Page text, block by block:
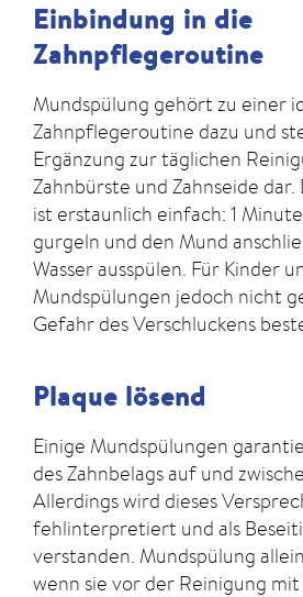
Einbindung in die
Zahnpflegeroutine
Mundspülung gehört zu einer
Zahnpflegeroutine dazu und
Ergänzung zur täglichen
Zahnbürste und Zahnseide
ist erstaunlich einfach: 1
gurgeln und den Mund
Wasser ausspülen. Für Kinder
Mundspülungen jedoch nicht
Gefahr des Verschluckens
Plaque lösend
Einige Mundspülungen
des Zahnbelags auf und
Allerdings wird dieses
fehlinterpretiert und als
verstanden. Mundspülung
wenn sie vor der Reinigung